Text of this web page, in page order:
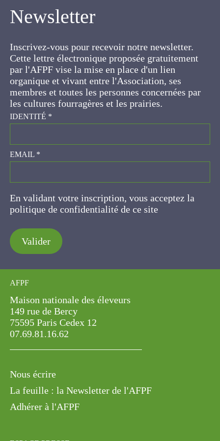
Cette lettre électronique proposée
gratuitement par l'AFPF vise la mise en place
d'un lien organique et vivant entre l'Association,
ses membres et toutes les personnes
concernées par les cultures fourragères et les
prairies.
IDENTITÉ*
EMAIL*
En validant votre inscription, vous acceptez la
politique de confidentialité de ce site
Valider
AFPF
Maison nationale des éleveurs
149 rue de Bercy
75595 Paris Cedex 12
07.69.81.16.62
Nous écrire
La feuille : la Newsletter de l'AFPF
Adhérer à l'AFPF